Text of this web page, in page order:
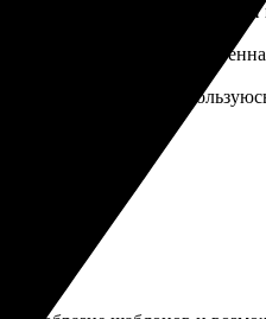
и процесс был
руках оказалась
Обязательно